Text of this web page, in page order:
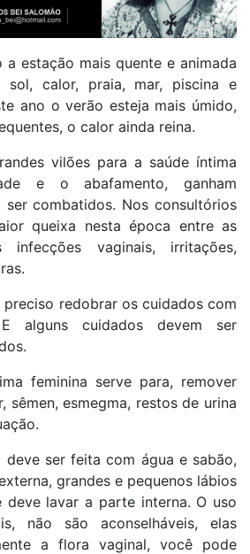
a estação mais quente e animada
calor, praia, mar, piscina e
ano o verão esteja mais úmido,
o calor ainda reina.
vilões para a saúde íntima
e o abafamento, ganham
ser combatidos. Nos consultórios
queixa nesta época entre as
vaginais, irritações,
preciso redobrar os cuidados com
alguns cuidados devem ser
feminina serve para, remover
sêmen, esmegma, restos de urina
deve ser feita com água e sabão,
grandes e pequenos lábios
deve lavar a parte interna. O uso
não são aconselháveis, elas
a flora vaginal, você pode